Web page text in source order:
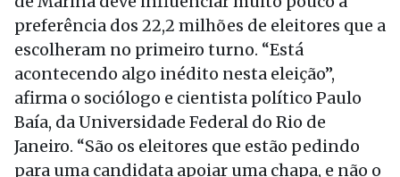
preferência dos 22,2 milhões de eleitores que a
escolheram no primeiro turno. “Está
acontecendo algo inédito nesta eleição”,
afirma o sociólogo e cientista político Paulo
Baía, da Universidade Federal do Rio de
Janeiro. “São os eleitores que estão pedindo
para uma candidata apoiar uma chapa, e não o